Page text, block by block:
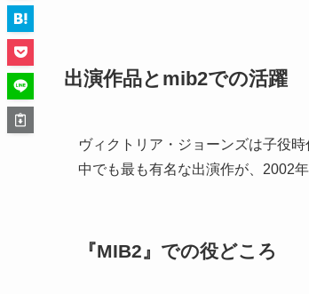
出演作品とmib2での活躍
ヴィクトリア・ジョーンズは子役
中でも最も有名な出演作が、2002
『MIB2』での役どころ